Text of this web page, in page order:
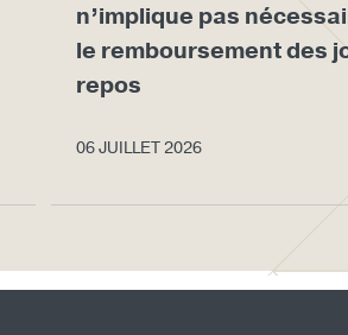
n’implique pas
le remboursement des
repos
06 JUILLET 2026